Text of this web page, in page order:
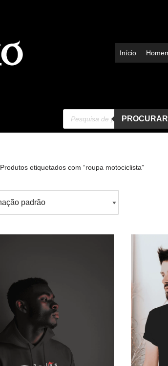
Início
PROCURAR
Produtos etiquetados com “roupa motociclista”